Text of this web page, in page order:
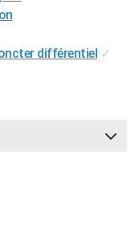
différentiel ✓